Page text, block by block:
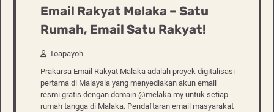
Email Rakyat Melaka – Satu
Rumah, Email Satu Rakyat!
Toapayoh
Prakarsa Email Rakyat Malaka adalah proyek digitalisasi
pertama di Malaysia yang menyediakan akun email
resmi gratis dengan domain @melaka.my untuk setiap
rumah tangga di Malaka. Pendaftaran email masyarakat